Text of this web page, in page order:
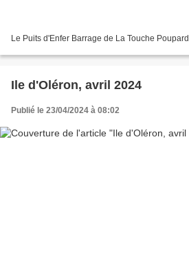
Le Puits d'Enfer Barrage de La Touche Poupard
Ile d'Oléron, avril 2024
Publié le 23/04/2024 à 08:02